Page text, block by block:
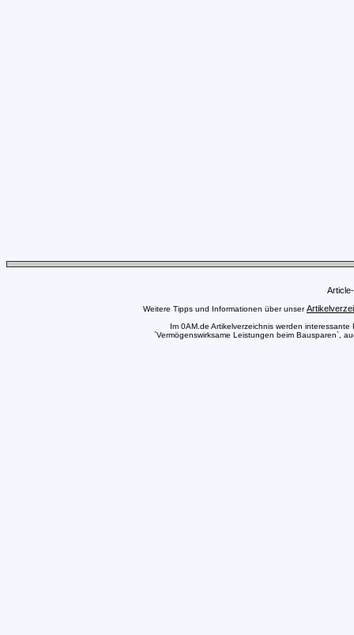
Weitere Tipps und Informationen über unser
Im 0AM.de Artikelverzeichnis werden
`Vermögenswirksame Leistungen beim Bausparen`,